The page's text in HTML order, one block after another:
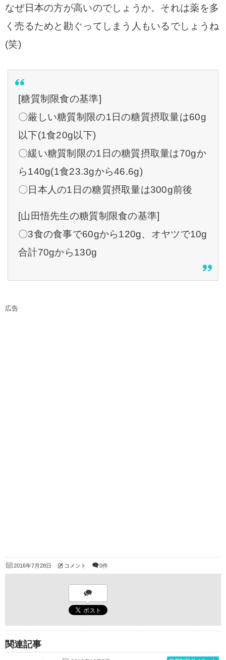
なぜ日本の方が高いのでしょうか。 それは薬を多
く売るためと勘ぐってしまう人もいるでしょうね
(笑)
[糖質制限食の基準]
〇厳しい糖質制限の1日の糖質摂取量は60g
以下(1食20g以下)
〇緩い糖質制限の1日の糖質摂取量は70gか
ら140g(1食23.3gから46.6g)
〇日本人の1日の糖質摂取量は300g前後
[山田悟先生の糖質制限食の基準]
〇3食の食事で60gから120g、オヤツで10g
合計70gから130g
広告
2016年7月28日 コメント 0件
関連記事